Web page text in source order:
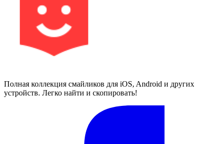
Полная коллекция смайликов для iOS, Android и других
устройств. Легко найти и скопировать!